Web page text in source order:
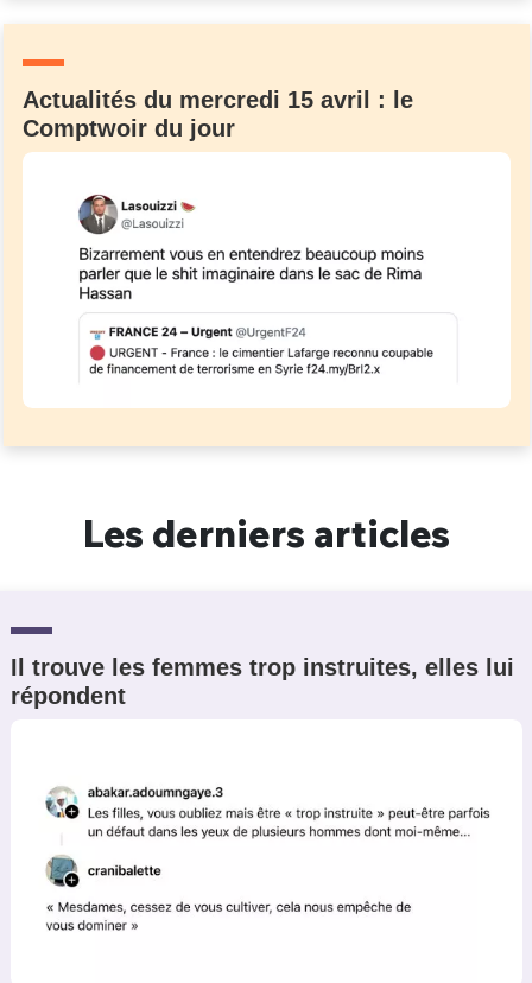
Actualités du mercredi 15 avril : le
Comptwoir du jour
Les derniers articles
Il trouve les femmes trop instruites, elles lui
répondent